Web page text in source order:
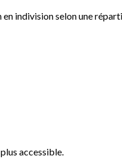
indivision selon une
accessible.